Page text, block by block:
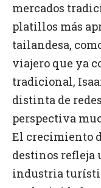
mercados
platillos más
tailandesa,
viajero que ya
tradicional,
distinta de
perspectiva
El crecimiento
destinos refleja
industria